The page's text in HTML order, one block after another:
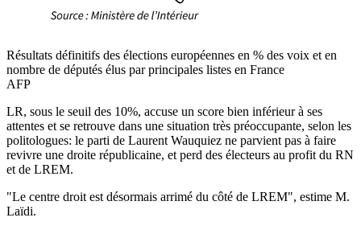
Résultats définitifs des élections européennes en % des voix et en
nombre de députés élus par principales listes en France
AFP
LR, sous le seuil des 10%, accuse un score bien inférieur à ses
attentes et se retrouve dans une situation très préoccupante, selon les
politologues: le parti de Laurent Wauquiez ne parvient pas à faire
revivre une droite républicaine, et perd des électeurs au profit du RN
et de LREM.
"Le centre droit est désormais arrimé du côté de LREM", estime M.
Laïdi.